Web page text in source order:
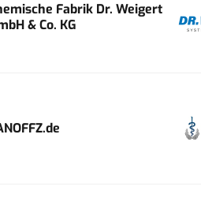
Fabrik Dr. Weigert
& Co. KG